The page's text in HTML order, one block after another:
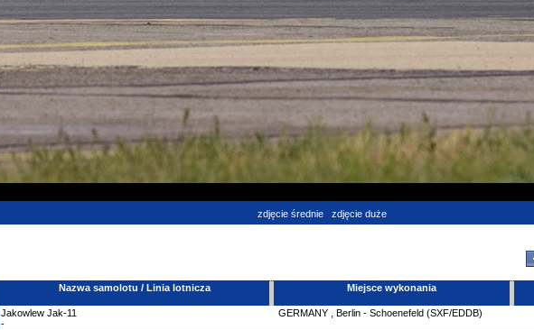
zdjęcie średnie zdjęcie duże
Nazwa samolotu / Linia lotnicza Miejsce wykonania
Jakowlew Jak-11
-
GERMANY Berlin - Schoenefeld (SXF/EDDB)